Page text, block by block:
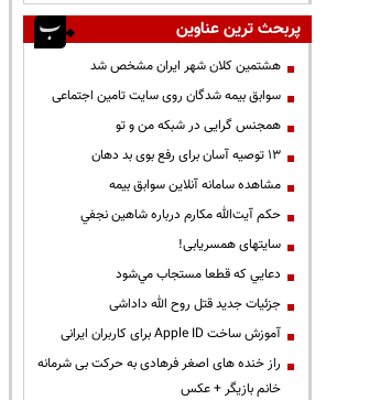
پربحث ترین عناوین
هشتمین کلان شهر ایران مشخص شد
سوابق بیمه شدگان روی سایت تامین اجتماعی
همجنس گرایی در شبکه من و تو
13 توصیه آسان برای رفع بوی بد دهان
مشاهده سامانه آنلاين سوابق بیمه
حكم آيت‌الله مكارم درباره شاهين نجفي
سایتهای همسریابی!
دعايي كه قطعا مستجاب مي‌شود
جزئیات جدید قتل روح الله داداشی
آموزش ساخت Apple ID برای کاربران ایرانی
راز خنده های اصغر فرهادی به حرکت بی شرمانه
خانم بازیگر + عکس